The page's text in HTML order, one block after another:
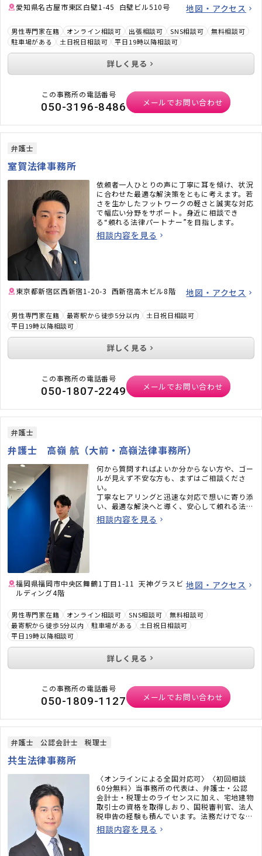
愛知県名古屋市東区白壁1-45 白壁ビル510号 地図・アクセス
男性専門家在籍 オンライン相談可 出張相談可 SNS相談可
無料相談可
駐車場がある
土日祝日相談可 平日19時以降相談可
詳しく見る
この事務所の電話番号
050-3196-8486 メールでお問い合わせ
弁護士
室賀法律事務所
依頼者一人ひとりの声に丁寧に耳を傾け、状況
に合わせた最適な解決策をともに考えます。若
さを生かしたフットワークの軽さと誠実な対応
で幅広い分野をサポート。身近に相談でき
る“頼れる法律パートナー”を目指します。
相談内容を見る
東京都新宿区西新宿1-20-3 西新宿高木ビル8階 地図・アクセス
男性専門家在籍 最寄駅から徒歩5分以内
土日祝日相談可
平日19時以降相談可
詳しく見る
この事務所の電話番号
050-1807-2249 メールでお問い合わせ
弁護士
弁護士 高嶺 航（大前・高嶺法律事務所）
何から質問すればよいか分からない方や、ゴー
ルが見えず不安な方も、まずはご相談くださ
い。
丁寧なヒアリングと迅速な対応で想いに寄り添
い、最適な解決へと導く、安心して頼れる法律
事務所です。
相談内容を見る
福岡県福岡市中央区舞鶴1丁目1-11 天神グラスビ
ルディング4階
地図・アクセス
男性専門家在籍 オンライン相談可 SNS相談可
無料相談可
最寄駅から徒歩5分以内
駐車場がある
土日祝日相談可
平日19時以降相談可
詳しく見る
この事務所の電話番号
050-1809-1127 メールでお問い合わせ
弁護士 公認会計士 税理士
共生法律事務所
〈オンラインによる全国対応可〉〈初回相談
60分無料〉当事務所の代表は、弁護士・公認
会計士・税理士のライセンスに加え、宅地建物
取引士の資格を取得しおり、国税審判官、法人
税申告の経験も積んでいます。法務だけでな
く、税務のことまで考えた包括的なサポートを
ご提供いたします。不動産・相続でお困りの
相談内容を見る